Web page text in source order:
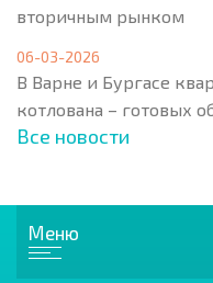
вторичным рынком
06-03-2026
В Варне и Бургасе
котлована – готовых
Все новости
Меню